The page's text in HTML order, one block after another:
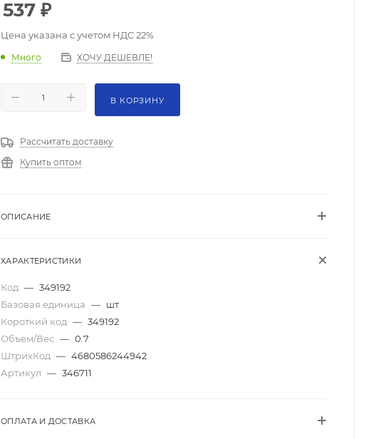
537 ₽
Цена указана с учетом НДС 22%
Много ХОЧУ ДЕШЕВЛЕ!
В КОРЗИНУ
Рассчитать доставку
Купить оптом
ОПИСАНИЕ
ХАРАКТЕРИСТИКИ
Код — 349192
Базовая единица — шт
Короткий код — 349192
Объем/Вес — 0.7
ШтрихКод — 4680586244942
Артикул — 346711
ОПЛАТА И ДОСТАВКА